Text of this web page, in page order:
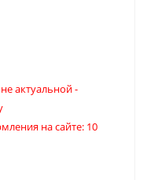
актуальной -
на сайте: 10